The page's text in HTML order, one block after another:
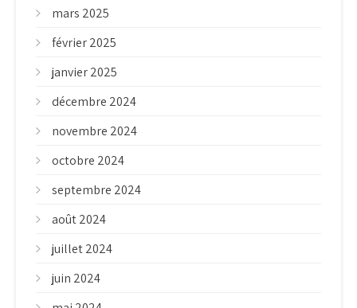
mars 2025
février 2025
janvier 2025
décembre 2024
novembre 2024
octobre 2024
septembre 2024
août 2024
juillet 2024
juin 2024